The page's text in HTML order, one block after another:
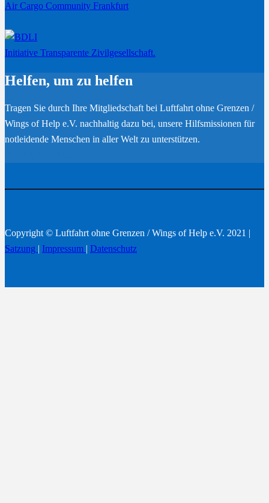
Air Cargo Community Frankfurt
Initiative Transparente Zivilgesellschaft.
Helfen, um zu helfen
Tragen Sie durch Ihre Mitgliedschaft bei Luftfahrt ohne Grenzen /
Wings of Help e.V. nachhaltig dazu bei, unsere Hilfsmissionen für
notleidende Menschen in aller Welt zu unterstützen.
Copyright © Luftfahrt ohne Grenzen / Wings of Help e.V. 2021 |
Satzung | Impressum | Datenschutz